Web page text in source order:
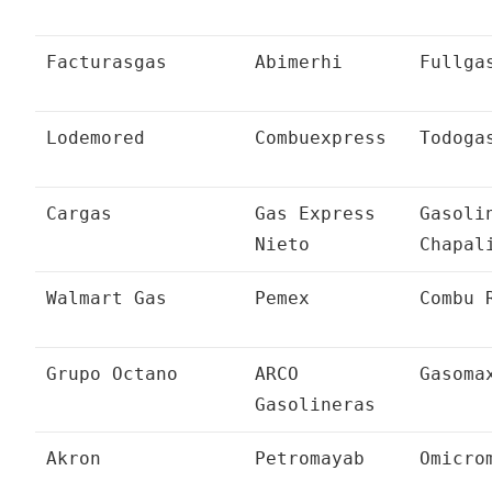
Facturasgas Abimerhi
Lodemored Combuexpress
Cargas
Gas Express
Nieto
Walmart Gas Pemex Combu
Grupo Octano
ARCO
Gasolineras
Akron Petromayab